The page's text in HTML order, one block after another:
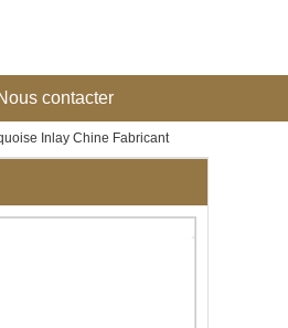
contacter
Inlay Chine Fabricant